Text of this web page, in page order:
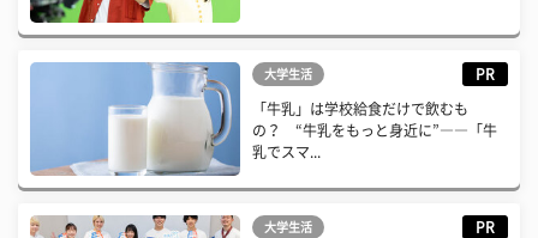
大学生活 PR
「牛乳」は学校給食だけで飲むも
の？ “牛乳をもっと身近に”――「牛
乳でスマ...
大学生活 PR